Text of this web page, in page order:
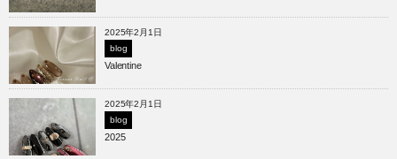
2025年2月1日
blog
Valentine
2025年2月1日
blog
2025